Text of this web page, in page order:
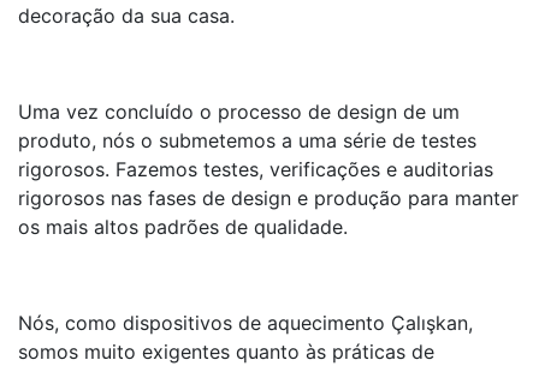
decoração da sua casa.
Uma vez concluído o processo de design de um
produto, nós o submetemos a uma série de testes
rigorosos. Fazemos testes, verificações e auditorias
rigorosos nas fases de design e produção para manter
os mais altos padrões de qualidade.
Nós, como dispositivos de aquecimento Çalışkan,
somos muito exigentes quanto às práticas de